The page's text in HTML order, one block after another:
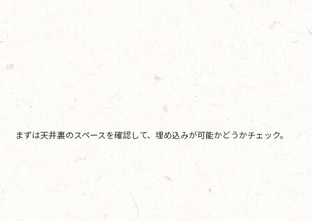
まずは天井裏のスペースを確認して、埋め込みが可能かどうかチェック。